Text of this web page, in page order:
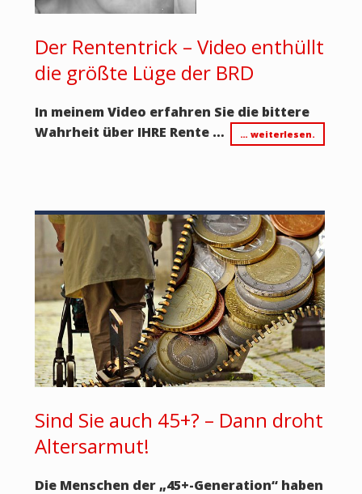
Der Rententrick – Video enthüllt
die größte Lüge der BRD
In meinem Video erfahren Sie die bittere
Wahrheit über IHRE Rente …
… weiterlesen.
Sind Sie auch 45+? – Dann droht
Altersarmut!
Die Menschen der „45+-Generation“ haben